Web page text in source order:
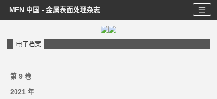
MFN 中国 - 金属表面处理杂志
电子档案
第 9 卷
2021 年